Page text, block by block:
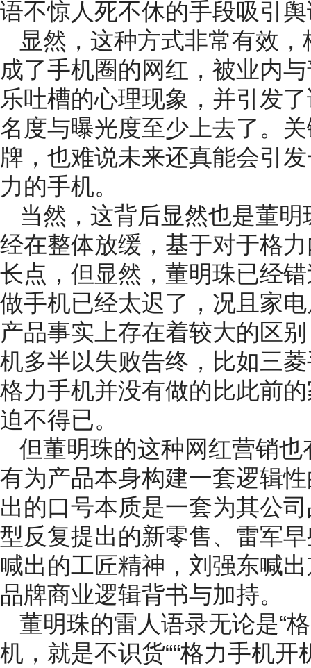
语不惊人死不休的手段吸引
显然，这种方式非常有效
成了手机圈的网红，被业内
乐吐槽的心理现象，并引发
名度与曝光度至少上去了。
牌，也难说未来还真能会引
力的手机。
当然，这背后显然也是董
经在整体放缓，基于对于格
长点，但显然，董明珠已经
做手机已经太迟了，况且家
产品事实上存在着较大的区
机多半以失败告终，比如三
格力手机并没有做的比此前
迫不得已。
但董明珠的这种网红营销
有为产品本身构建一套逻辑
出的口号本质是一套为其公
型反复提出的新零售、雷军
喊出的工匠精神，刘强东喊
品牌商业逻辑背书与加持。
董明珠的雷人语录无论是“
机，就是不识货““格力手机